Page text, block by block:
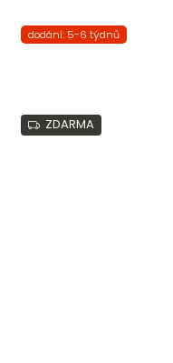
dodání: 5-6 týdnů
ZDARMA